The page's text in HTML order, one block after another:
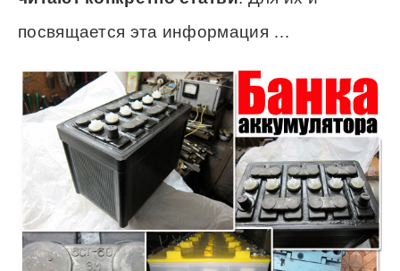
посвящается эта информация …